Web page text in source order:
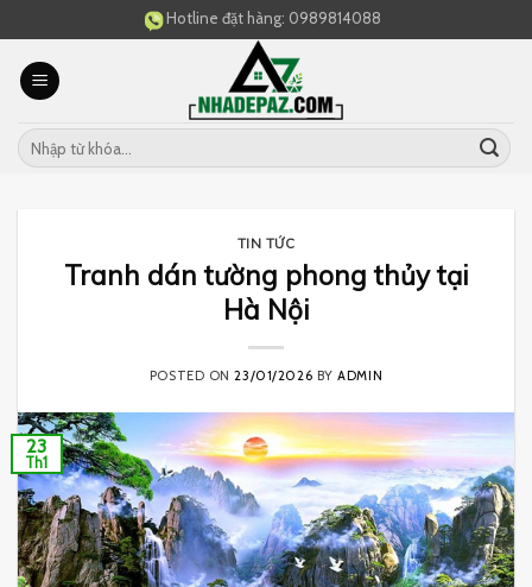
to
content
Hotline đặt hàng: 0989814088
TIN TỨC
Tranh dán tường phong thủy tại
Hà Nội
POSTED ON23/01/2026 BYADMIN
23
Th1